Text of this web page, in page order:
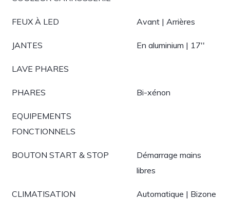
FEUX À LED Avant | Arrières
JANTES En aluminium | 17''
LAVE PHARES
PHARES Bi-xénon
EQUIPEMENTS
FONCTIONNELS
BOUTON START & STOP
Démarrage mains
libres
CLIMATISATION Automatique | Bizone